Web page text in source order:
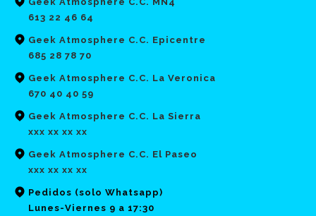
613 22 46 64
Geek Atmosphere C.C. Epicentre
685 28 78 70
Geek Atmosphere C.C. La Veronica
670 40 40 59
Geek Atmosphere C.C. La Sierra
xxx xx xx xx
Geek Atmosphere C.C. El Paseo
xxx xx xx xx
Pedidos (solo Whatsapp)
Lunes-Viernes 9 a 17:30